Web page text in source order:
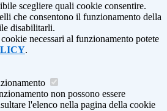
scegliere quali cookie consentire.
che consentono il funzionamento della
disabilitarli.
necessari al funzionamento potete
.
non possono essere
l'elenco nella pagina della cookie